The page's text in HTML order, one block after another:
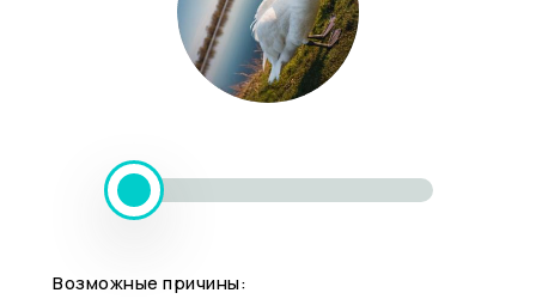
Возможные причины: